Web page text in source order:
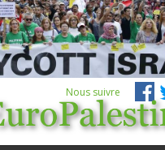
Nous suivre